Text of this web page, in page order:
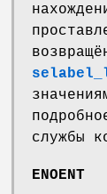
службы
ENOENT